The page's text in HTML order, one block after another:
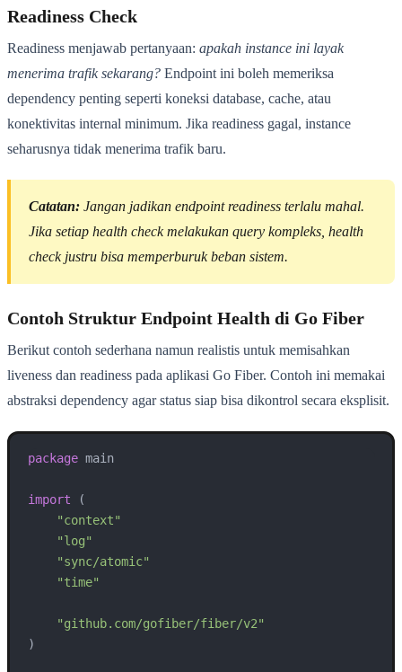
Readiness Check
Readiness menjawab pertanyaan: apakah instance ini layak
menerima trafik sekarang? Endpoint ini boleh memeriksa
dependency penting seperti koneksi database, cache, atau
konektivitas internal minimum. Jika readiness gagal, instance
seharusnya tidak menerima trafik baru.
Catatan: Jangan jadikan endpoint readiness terlalu mahal.
Jika setiap health check melakukan query kompleks, health
check justru bisa memperburuk beban sistem.
Contoh Struktur Endpoint Health di Go Fiber
Berikut contoh sederhana namun realistis untuk memisahkan
liveness dan readiness pada aplikasi Go Fiber. Contoh ini memakai
abstraksi dependency agar status siap bisa dikontrol secara eksplisit.
package main
import (
"context"
"log"
"sync/atomic"
"time"
"github.com/gofiber/fiber/v2"
)